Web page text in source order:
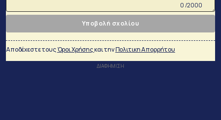
0 /2000
Υποβολή σχολίου
Αποδέχεστε τουςΌροι Χρήσηςκαι τηνΠολιτικη Απορρήτου